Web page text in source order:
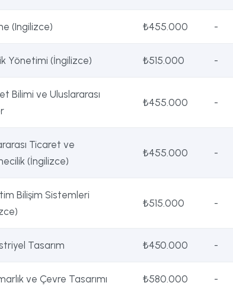
(Ingilizce) ₺455.000 -
Yönetimi (İngilizce) ₺515.000 -
Bilimi ve Uluslararası
₺455.000 -
Ticaret ve
(İngilizce)
₺455.000 -
Bilişim Sistemleri
₺515.000 -
Tasarım ₺450.000 -
ve Çevre Tasarımı ₺580.000 -